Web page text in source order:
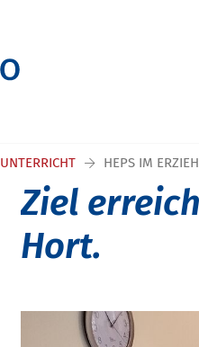
UNTERRICHT HEPS IM
Ziel
Hort.